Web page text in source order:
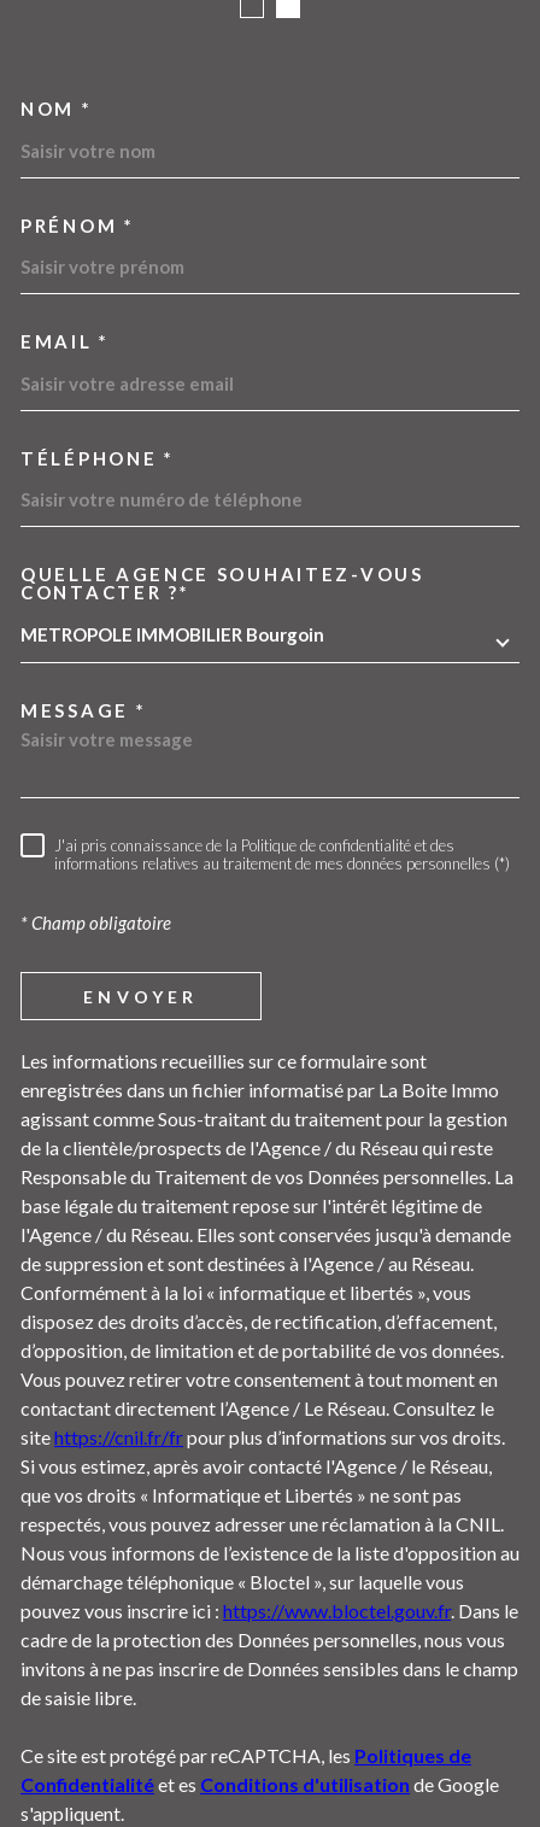
NOM *
PRÉNOM *
EMAIL *
TÉLÉPHONE *
QUELLE AGENCE SOUHAITEZ-VOUS
CONTACTER ?*
METROPOLE IMMOBILIER Bourgoin
MESSAGE *
RÈGLEMENTATION
J'ai pris connaissance de la Politique de confidentialité et des
informations relatives au traitement de mes données personnelles (*)
* Champ obligatoire
ENVOYER
Les informations recueillies sur ce formulaire sont
enregistrées dans un fichier informatisé par La Boite Immo
agissant comme Sous-traitant du traitement pour la gestion
de la clientèle/prospects de l'Agence / du Réseau qui reste
Responsable du Traitement de vos Données personnelles. La
base légale du traitement repose sur l'intérêt légitime de
l'Agence / du Réseau. Elles sont conservées jusqu'à demande
de suppression et sont destinées à l'Agence / au Réseau.
Conformément à la loi « informatique et libertés », vous
disposez des droits d’accès, de rectification, d’effacement,
d’opposition, de limitation et de portabilité de vos données.
Vous pouvez retirer votre consentement à tout moment en
contactant directement l’Agence / Le Réseau. Consultez le
sitehttps://cnil.fr/frpour plus d’informations sur vos droits.
Si vous estimez, après avoir contacté l'Agence / le Réseau,
que vos droits « Informatique et Libertés » ne sont pas
respectés, vous pouvez adresser une réclamation à la CNIL.
Nous vous informons de l’existence de la liste d'opposition au
démarchage téléphonique « Bloctel », sur laquelle vous
pouvez vous inscrire ici : https://www.bloctel.gouv.fr. Dans le
cadre de la protection des Données personnelles, nous vous
invitons à ne pas inscrire de Données sensibles dans le champ
de saisie libre.
Ce site est protégé par reCAPTCHA, les Politiques de
Confidentialitéet es Conditions d'utilisation de Google
s'appliquent.